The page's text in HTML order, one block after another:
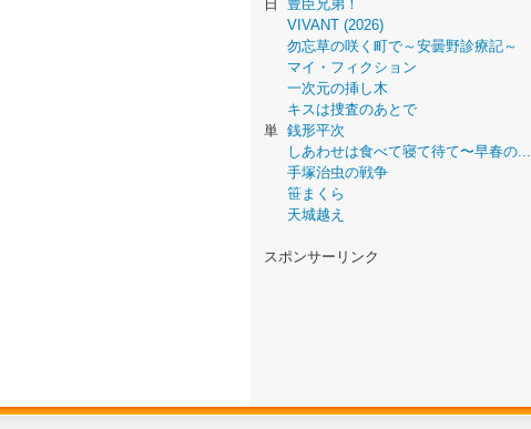
日
豊臣兄弟！
VIVANT (2026)
勿忘草の咲く町で～安曇野診療記～
マイ・フィクション
一次元の挿し木
キスは捜査のあとで
単 銭形平次
しあわせは食べて寝て待て〜早春の...
手塚治虫の戦争
笹まくら
天城越え
スポンサーリンク